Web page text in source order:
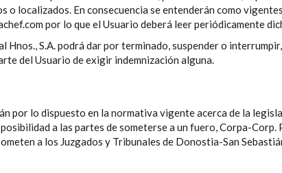
localizados. En consecuencia se entenderán como
por lo que el Usuario deberá leer periódicamente
S.A. podrá dar por terminado, suspender o
del Usuario de exigir indemnización alguna.
por lo dispuesto en la normativa vigente acerca de la
a las partes de someterse a un fuero, Corpa-Corp.
a los Juzgados y Tribunales de Donostia-San